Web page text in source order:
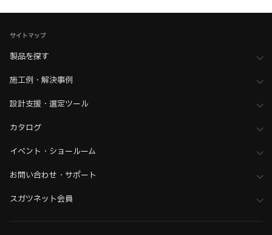
サイトマップ
製品を探す
施工例・解決事例
設計支援・選定ツール
カタログ
イベント・ショールーム
お問い合わせ・サポート
スガツネット会員